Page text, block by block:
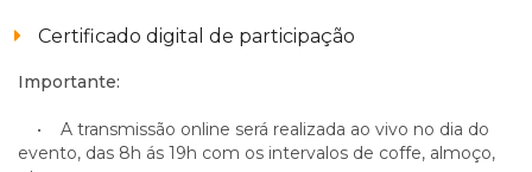
Certificado digital de participação
Importante:
• A transmissão online será realizada ao vivo no dia do
evento, das 8h ás 19h com os intervalos de coffe, almoço,